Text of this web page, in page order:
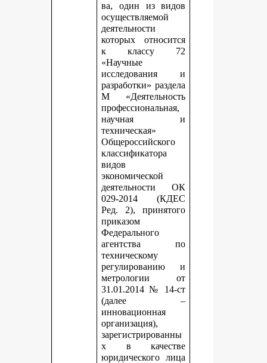
ва, один из видов
осуществляемой
деятельности
которых относится
к классу 72
«Научные
исследования и
разработки» раздела
М «Деятельность
профессиональная,
научная и
техническая»
Общероссийского
классификатора
видов
экономической
деятельности ОК
029-2014 (КДЕС
Ред. 2), принятого
приказом
Федерального
агентства по
техническому
регулированию и
метрологии от
31.01.2014 № 14-ст
(далее –
инновационная
организация),
зарегистрированны
х в качестве
юридического лица